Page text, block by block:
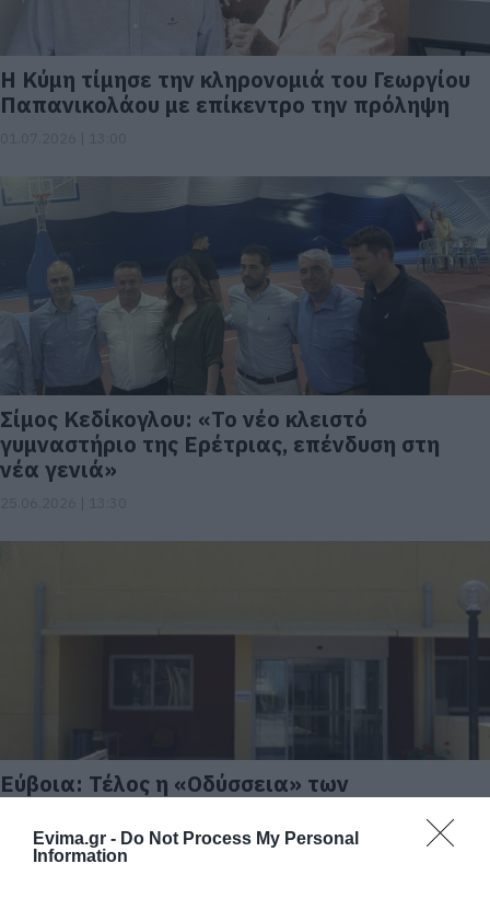
Evima.gr - Do Not Process My Personal
Information
Η Κύμη τίμησε την κληρονομιά του Γεωργίου
Παπανικολάου με επίκεντρο την πρόληψη
Σίμος Κεδίκογλου: «Το νέο κλειστό
γυμναστήριο της Ερέτριας, επένδυση στη
νέα γενιά»
Εύβοια: Τέλος η «Οδύσσεια» των
Τεχνητού Νεφρού
24.06.2026 | 21:20